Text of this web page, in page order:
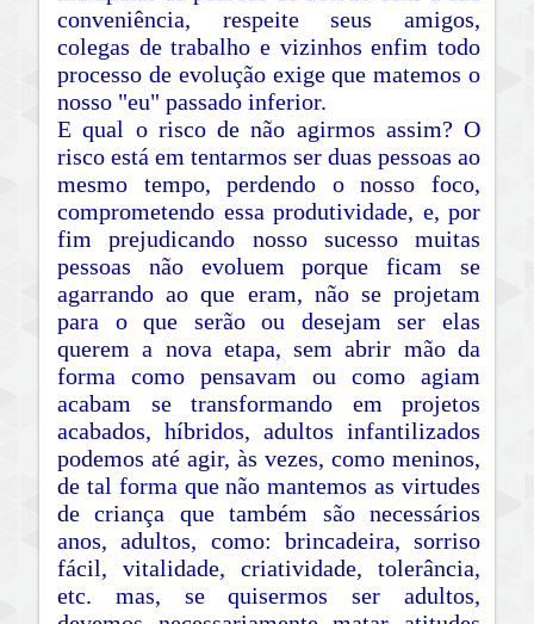
conveniência, respeite seus amigos,
colegas de trabalho e vizinhos enfim todo
processo de evolução exige que matemos o
nosso "eu" passado inferior.
E qual o risco de não agirmos assim? O
risco está em tentarmos ser duas pessoas ao
mesmo tempo, perdendo o nosso foco,
comprometendo essa produtividade, e, por
fim prejudicando nosso sucesso muitas
pessoas não evoluem porque ficam se
agarrando ao que eram, não se projetam
para o que serão ou desejam ser elas
querem a nova etapa, sem abrir mão da
forma como pensavam ou como agiam
acabam se transformando em projetos
acabados, híbridos, adultos infantilizados
podemos até agir, às vezes, como meninos,
de tal forma que não mantemos as virtudes
de criança que também são necessários
anos, adultos, como: brincadeira, sorriso
fácil, vitalidade, criatividade, tolerância,
etc. mas, se quisermos ser adultos,